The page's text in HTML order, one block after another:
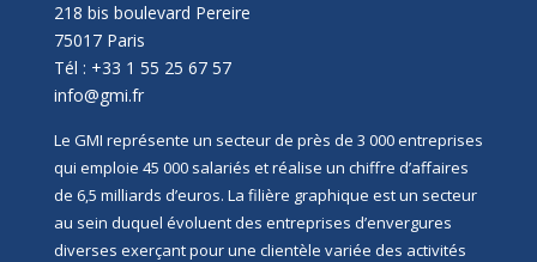
218 bis boulevard Pereire
75017 Paris
Tél : +33 1 55 25 67 57
info@gmi.fr
Le GMI représente un secteur de près de 3 000 entreprises
qui emploie 45 000 salariés et réalise un chiffre d’affaires
de 6,5 milliards d’euros. La filière graphique est un secteur
au sein duquel évoluent des entreprises d’envergures
diverses exerçant pour une clientèle variée des activités